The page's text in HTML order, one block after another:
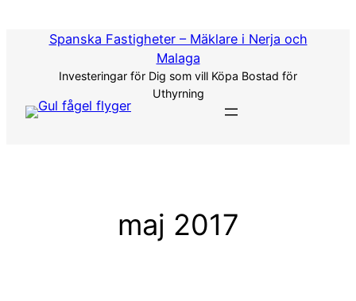
Spanska Fastigheter – Mäklare i Nerja och
Malaga
Investeringar för Dig som vill Köpa Bostad för
Uthyrning
maj 2017